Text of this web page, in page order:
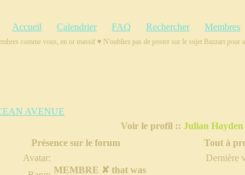
Accueil Calendrier FAQ Rechercher Membres
comme vous, en or massif ♥ N'oubliez pas de poster sur le sujet Bazzart pour
AVENUE
Voir le profil :: Julian
Présence sur le forum
Tout à
Avatar:
MEMBRE ✘ that was
Dernière